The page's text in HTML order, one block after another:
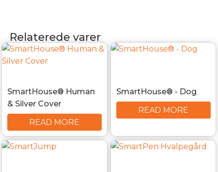
Relaterede varer
SmartHouse® Human
& Silver Cover
READ MORE
SmartHouse® - Dog
READ MORE